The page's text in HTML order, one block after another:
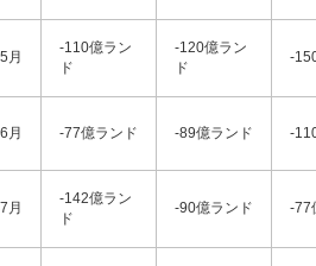
月
-110億ラン
ド
-120億ラン
ド
-
月 -77億ランド -89億ランド -
月
-142億ラン
ド
-90億ランド -77